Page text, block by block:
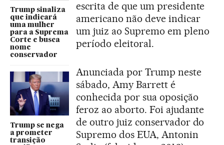
Trump sinaliza
que indicará
uma mulher
para a Suprema
Corte e busca
nome
conservador
Trump se nega
a prometer
transição
escrita de que um presidente
americano não deve indicar
um juiz ao Supremo em pleno
período eleitoral.
Anunciada por Trump neste
sábado, Amy Barrett é
conhecida por sua oposição
feroz ao aborto. Foi ajudante
de outro juiz conservador do
Supremo dos EUA, Antonin